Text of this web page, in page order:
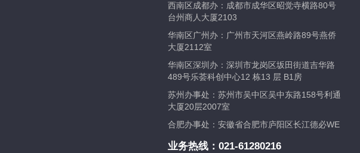
西南区成都办：成都市成华区昭觉寺横路80号
台州商人大厦2103
华南区广州办：广州市天河区燕岭路89号燕侨
大厦2112室
华南区深圳办：深圳市龙岗区坂田街道吉华路
489号乐荟科创中心12 栋13 层 B1房
苏州办事处：苏州市吴中区吴中东路158号利通
大厦20层2007室
合肥办事处：安徽省合肥市庐阳区长江德必WE
业务热线： 021-61280216